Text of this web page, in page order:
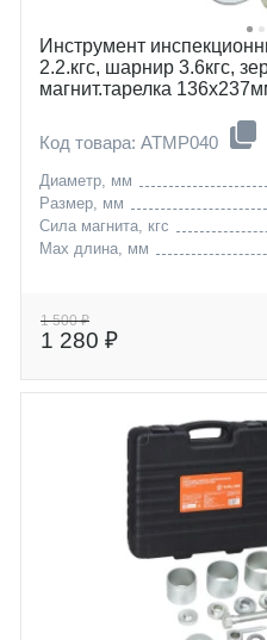
Инструмент
2.2.кгc, шарнир 3.6кгc,
магнит.тарелка
Код товара: ATMP040
Диаметр, мм
Размер, мм
Сила магнита, кгс
Max длина, мм
1 500 ₽
1 280 ₽